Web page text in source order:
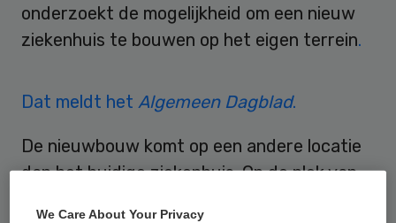
onderzoekt de mogelijkheid om een nieuw
ziekenhuis te bouwen op het eigen terrein.
Dat meldt het Algemeen Dagblad.
De nieuwbouw komt op een andere locatie
dan het huidige ziekenhuis. Op de plek van
We Care About Your Privacy